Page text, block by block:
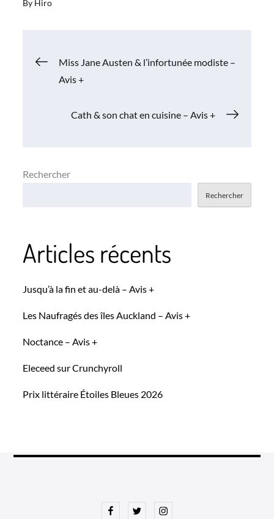
By Hiro
Navigation
Miss Jane Austen & l’infortunée modiste –
Avis +
Cath & son chat en cuisine – Avis +
Rechercher
Rechercher
Articles récents
Jusqu’à la fin et au-delà – Avis +
Les Naufragés des îles Auckland – Avis +
Noctance – Avis +
Eleceed sur Crunchyroll
Prix littéraire Étoiles Bleues 2026
FacebookTwitterInstagram